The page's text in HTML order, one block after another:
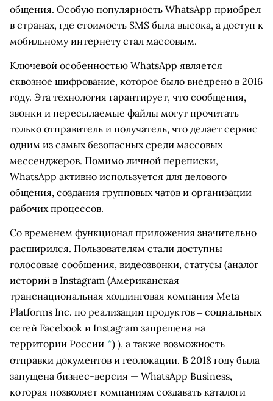
общения. Особую популярность WhatsApp приобрел
в странах, где стоимость SMS была высока, а доступ к
мобильному интернету стал массовым.
Ключевой особенностью WhatsApp является
сквозное шифрование, которое было внедрено в 2016
году. Эта технология гарантирует, что сообщения,
звонки и пересылаемые файлы могут прочитать
только отправитель и получатель, что делает сервис
одним из самых безопасных среди массовых
мессенджеров. Помимо личной переписки,
WhatsApp активно используется для делового
общения, создания групповых чатов и организации
рабочих процессов.
Со временем функционал приложения значительно
расширился. Пользователям стали доступны
голосовые сообщения, видеозвонки, статусы (аналог
историй в Instagram (Американская
транснациональная холдинговая компания Meta
Platforms Inc. по реализации продуктов ‒ социальных
сетей Facebook и Instagram запрещена на
территории России *) ), а также возможность
отправки документов и геолокации. В 2018 году была
запущена бизнес-версия — WhatsApp Business,
которая позволяет компаниям создавать каталоги